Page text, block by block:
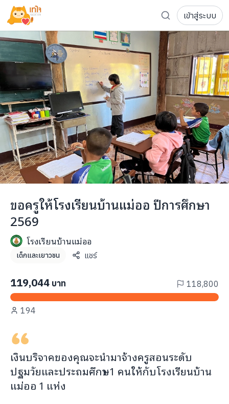
รู้จักเทใจ
โครงการ
เพจระดมทุน
เกี่ยวกับเรา
ความเคลื่อนไหว
ผู้บริจาค
การลดหย่อนภาษี
แฟนคลับศิลปิน
FAQ ผู้บริจาค
เจ้าของโครงการ
ส่งโครงการ
FAQ เจ้าของโครงการ
ติดต่อเรา
098-615-5885
ภาษา: ไทย ENG
เข้าสู่ระบบ
ขอครูให้โรงเรียนบ้านแม่ออ ปีการศึกษา
2569
โรงเรียนบ้านแม่ออ
เด็กและเยาวชน แชร์
119,044 บาท 118,800
194
เงินบริจาคของคุณจะนำมาจ้างครูสอนระดับ
ปฐมวัยและประถมศึกษา 1 คนให้กับโรงเรียนบ้าน
แม่ออ 1 แห่ง